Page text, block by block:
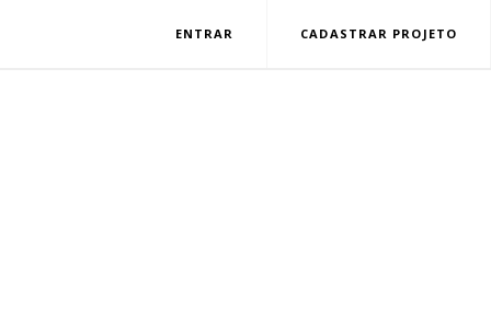
ENTRAR CADASTRAR PROJETO